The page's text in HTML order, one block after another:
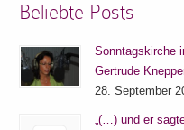
Beliebte Posts
Sonntagskirche
Gertrude
28. September
„(…) und er